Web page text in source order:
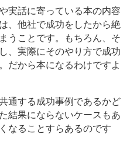
実話に寄っている本の内容
、他社で成功をしたから絶
うことです。もちろん、そ
、実際にそのやり方で成功
だから本になるわけですよ
通する成功事例であるかど
結果にならないケースもあ
なることすらあるのです